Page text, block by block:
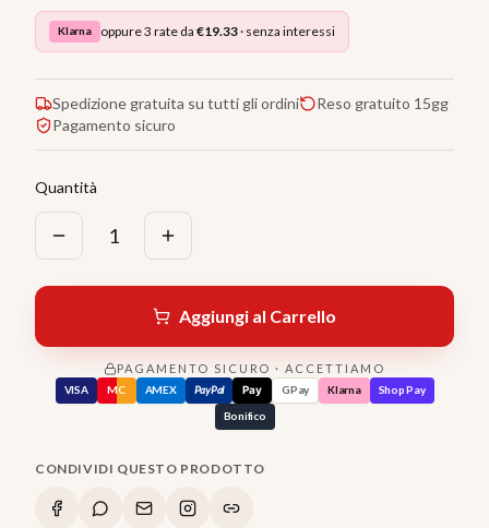
Klarna oppure 3 rate da €19.33· senza interessi
Spedizione gratuita su tutti gli ordini
Reso gratuito 15gg
Pagamento sicuro
Quantità
1
Aggiungi al Carrello
PAGAMENTO SICURO · ACCETTIAMO
VISA MC AMEX PayPal Pay GPay Klarna
Shop Pay
Bonifico
CONDIVIDI QUESTO PRODOTTO